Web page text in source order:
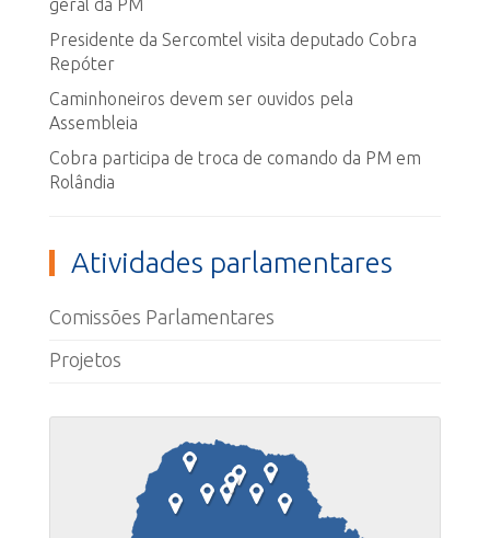
geral da PM
Presidente da Sercomtel visita deputado Cobra
Repóter
Caminhoneiros devem ser ouvidos pela
Assembleia
Cobra participa de troca de comando da PM em
Rolândia
Atividades parlamentares
Comissões Parlamentares
Projetos